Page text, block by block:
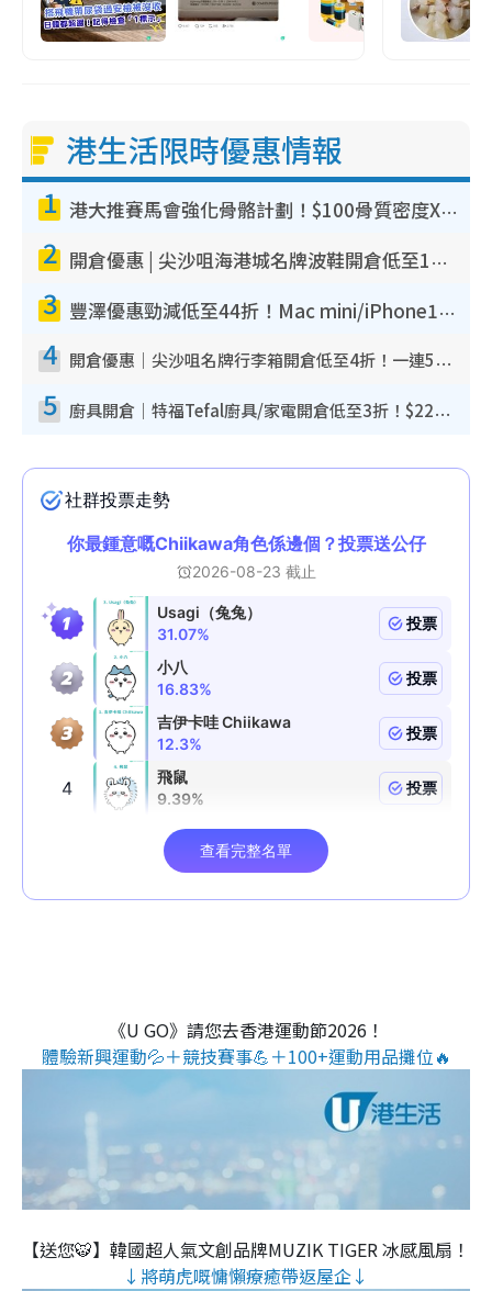
港生活限時優惠情報
1 港大推賽馬會強化骨骼計劃！$100骨質密度X光檢查 完成免費運動訓練送超市禮券！附參加資格
2 開倉優惠 | 尖沙咀海港城名牌波鞋開倉低至1折！On鞋$899起／Joy&Peace鞋履$98起
3 豐澤優惠勁減低至44折！Mac mini/iPhone17Pro大減價！廚房家電$220起
4 開倉優惠｜尖沙咀名牌行李箱開倉低至4折！一連5日 American Tourister/ace./Hallmark $200起！
5 廚具開倉｜特福Tefal廚具/家電開倉低至3折！$220起買平底鍋/炒鑊/湯煲！電飯煲/吸塵機/燙斗$418起
《U GO》請您去香港運動節2026！
體驗新興運動💦＋競技賽事💪＋100+運動用品攤位🔥
【送您🐯】韓國超人氣文創品牌MUZIK TIGER 冰感風扇！
↓將萌虎嘅慵懶療癒帶返屋企↓